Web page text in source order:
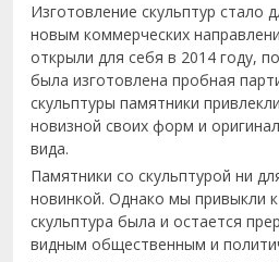
Изготовление скульптур стало
новым коммерческих
открыли для себя в 2014 году,
была изготовлена пробная
скульптуры памятники
новизной своих форм и
вида.
Памятники со скульптурой ни
новинкой. Однако мы привыкли
скульптура была и остается
видным общественным и